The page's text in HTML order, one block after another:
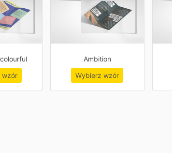
wzór
Ambition
Wybierz wzór